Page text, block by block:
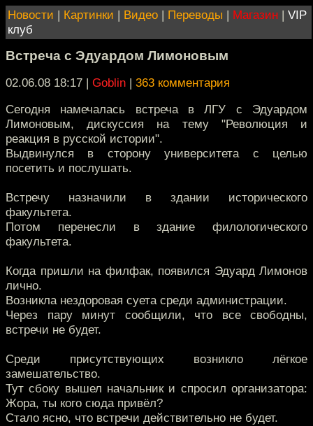
Новости | Картинки | Видео | Переводы | Магазин | VIP
клуб
Встреча с Эдуардом Лимоновым
02.06.08 18:17 | Goblin | 363 комментария
Сегодня намечалась встреча в ЛГУ с Эдуардом
Лимоновым, дискуссия на тему "Революция и
реакция в русской истории".
Выдвинулся в сторону университета с целью
посетить и послушать.
Встречу назначили в здании исторического
факультета.
Потом перенесли в здание филологического
факультета.
Когда пришли на филфак, появился Эдуард Лимонов
лично.
Возникла нездоровая суета среди администрации.
Через пару минут сообщили, что все свободны,
встречи не будет.
Среди присутствующих возникло лёгкое
замешательство.
Тут сбоку вышел начальник и спросил организатора:
Жора, ты кого сюда привёл?
Стало ясно, что встречи действительно не будет.